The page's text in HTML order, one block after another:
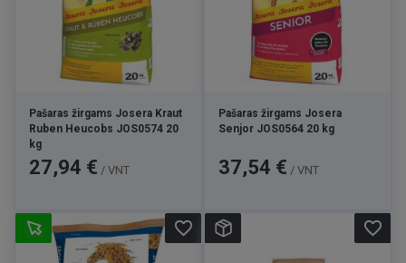
Pašaras žirgams Josera Kraut
Ruben Heucobs JOS0574 20
kg
Kaina
27,94 € / VNT
Pašaras žirgams Josera
Senjor JOS0564 20 kg
Kaina
37,54 € / VNT
favorite_border favorite_border